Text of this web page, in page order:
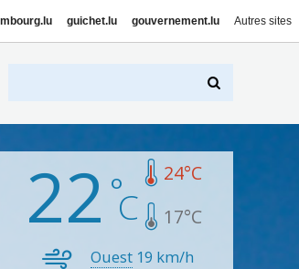
guichet.lu gouvernement.lu Autres sites
22 24°C
17°C
Ouest 19 km/h